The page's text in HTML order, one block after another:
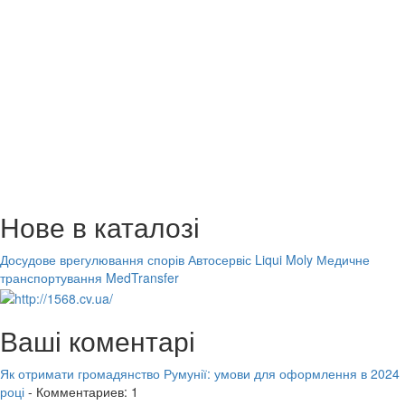
Нове в каталозі
Досудове врегулювання спорів Автосервіс Liqui Moly Медичне
транспортування MedTransfer
Ваші коментарі
Як отримати громадянство Румунії: умови для оформлення в 2024
році - Комментариев: 1